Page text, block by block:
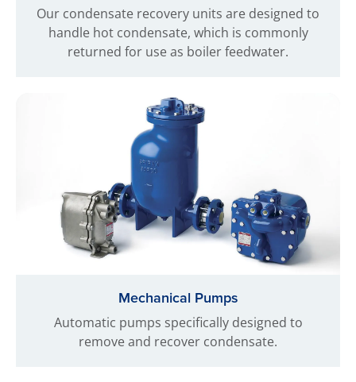
Our condensate recovery units are designed to
handle hot condensate, which is commonly
returned for use as boiler feedwater.
Mechanical Pumps
Automatic pumps specifically designed to
remove and recover condensate.